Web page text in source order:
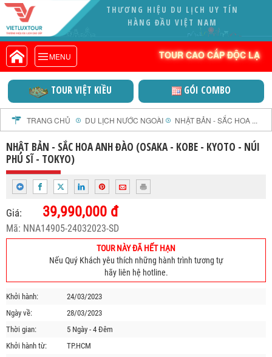
DOA
MENU TOUR CAO CẤP ĐỘC LẠ
VIETLUXTOUR.COM
TOUR CAO CẤP ĐỘC LẠ
TOUR TRONG NƯỚC
TOUR NƯỚC NGOÀI
TOUR KHỞI HÀNH TỪ HÀ NỘI
TOUR KHỞI HÀNH TỪ ĐÀ NẴNG
TOUR KHỞI HÀNH TỪ CẦN THƠ
TOUR ĐOÀN - M.I.C.E
TOUR COMBO
DỊCH VỤ
GIỚI THIỆU
HỒ SƠ NĂNG LỰC
THƯ KHEN VIETLUXTOUR
HỘP THƯ GÓP Ý
LIÊN HỆ
TOUR VIỆT KIỀU GÓI COMBO
TRANG CHỦ DU LỊCH NƯỚC NGOÀI NHẬT BẢN - SẮC HOA ...
NHẬT BẢN - SẮC HOA ANH ĐÀO (OSAKA - KOBE - KYOTO - NÚI
PHÚ SĨ - TOKYO)
Giá: 39,990,000 đ
Mã: NNA14905-24032023-SD
TOUR NÀY ĐÃ HẾT HẠN
Nếu Quý Khách yêu thích những hành trình tương tự
hãy liên hệ hotline.
Khởi hành:
24/03/2023
Ngày về:
28/03/2023
Thời gian:
5 Ngày - 4 Đêm
Khởi hành từ:
TP.HCM